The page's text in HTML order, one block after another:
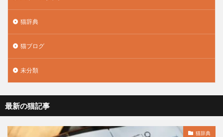
猫辞典
猫ブログ
未分類
最新の猫記事
猫辞典